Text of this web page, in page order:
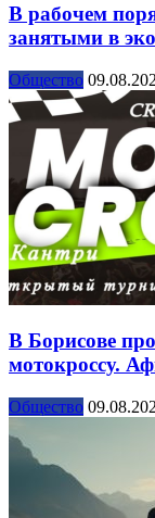
В рабочем
занятыми в
Общество
В Борисове
мотокроссу.
Общество